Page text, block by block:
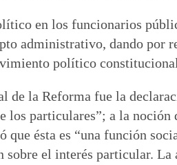
en los funcionarios
administrativo, dando por
político
de la Reforma fue la
los particulares”; a la noción
que ésta es “una función
el interés particular.